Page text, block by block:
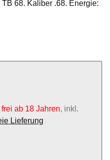
68. Kaliber .68. Energie:
ab 18 Jahren, inkl.
Lieferung